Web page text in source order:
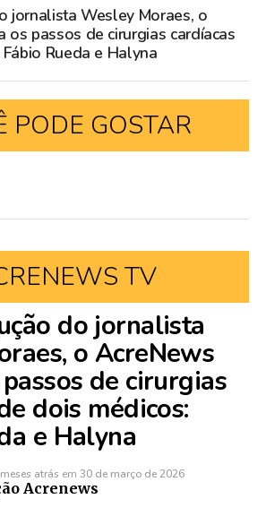
jornalista Wesley Moraes, o
os passos de cirurgias cardíacas
Rueda e Halyna
PODE GOSTAR
TV
do jornalista
o AcreNews
de cirurgias
dois médicos:
e Halyna
atrás em 30 de março de 2026
Acrenews